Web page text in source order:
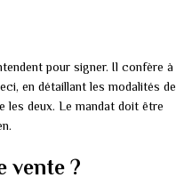
pour signer. Il confère à
en détaillant les modalités de
les deux. Le mandat doit être
vente ?